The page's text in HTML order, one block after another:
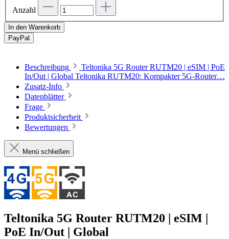
Anzahl
In den Warenkorb
PayPal
Beschreibung
Teltonika 5G Router RUTM20 | eSIM | PoE
In/Out | Global Teltonika RUTM20: Kompakter 5G-Router…
Zusatz-Info
Datenblätter
Frage
Produktsicherheit
Bewertungen
Menü schließen
Teltonika 5G Router RUTM20 | eSIM |
PoE In/Out | Global